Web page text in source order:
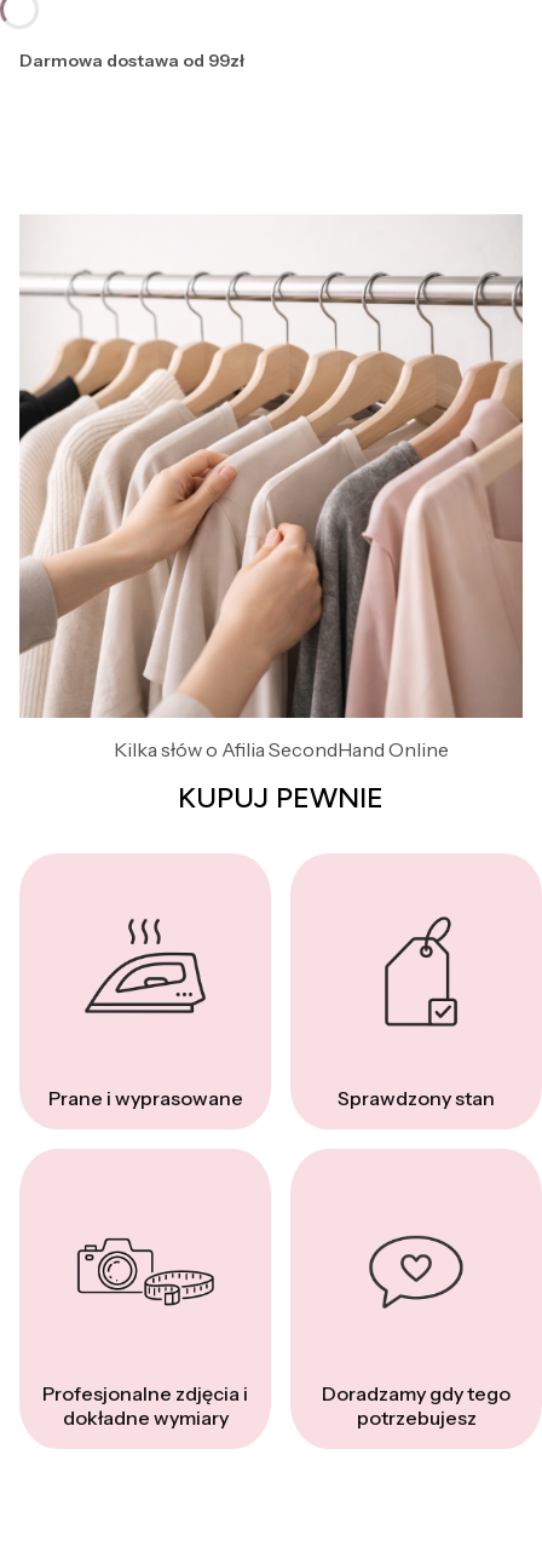
Darmowa dostawa od 99zł
Kilka słów o Afilia SecondHand Online
KUPUJ PEWNIE
Prane i wyprasowane Sprawdzony stan
Profesjonalne zdjęcia i
dokładne wymiary
Doradzamy gdy tego
potrzebujesz